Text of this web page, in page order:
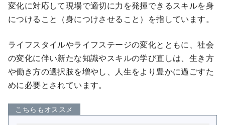
変化に対応して現場で適切に力を発揮できるスキルを身
につけること（身につけさせること）を指しています。
ライフスタイルやライフステージの変化とともに、社会
の変化に伴い新たな知識やスキルの学び直しは、生き方
や働き方の選択肢を増やし、人生をより豊かに過ごすた
めに必要とされています。
こちらもオススメ